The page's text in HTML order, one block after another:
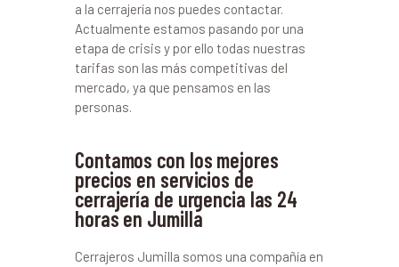
a la cerrajería nos puedes contactar.
Actualmente estamos pasando por una
etapa de crisis y por ello todas nuestras
tarifas son las más competitivas del
mercado, ya que pensamos en las
personas.
Contamos con los mejores
precios en servicios de
cerrajería de urgencia las 24
horas en Jumilla
Cerrajeros Jumilla somos una compañía en